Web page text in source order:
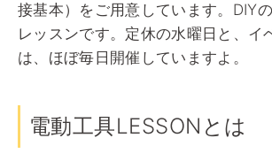
接基本）をご用意しています。DIY
レッスンです。定休の水曜日と、イ
は、ほぼ毎日開催していますよ。
電動工具LESSONとは